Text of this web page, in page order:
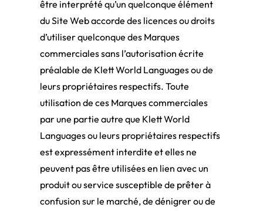
être interprété qu’un quelconque élément
du Site Web accorde des licences ou droits
d’utiliser quelconque des Marques
commerciales sans l’autorisation écrite
préalable de Klett World Languages ou de
leurs propriétaires respectifs. Toute
utilisation de ces Marques commerciales
par une partie autre que Klett World
Languages ou leurs propriétaires respectifs
est expressément interdite et elles ne
peuvent pas être utilisées en lien avec un
produit ou service susceptible de prêter à
confusion sur le marché, de dénigrer ou de